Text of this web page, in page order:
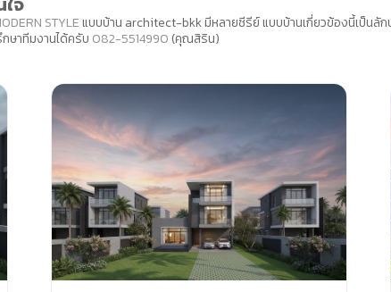
STYLEแบบบ้าน architect-bkk มีหลายซีรีย์ แบบบ้านเกี่ยวข้องนี้เป็นลั
ษาทีมงานได้ครับ 082-5514990 (คุณสิริน)